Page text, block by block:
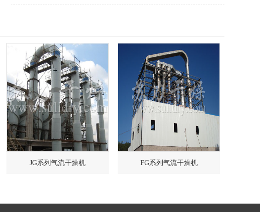
JG系列气流干燥机 FG系列气流干燥机